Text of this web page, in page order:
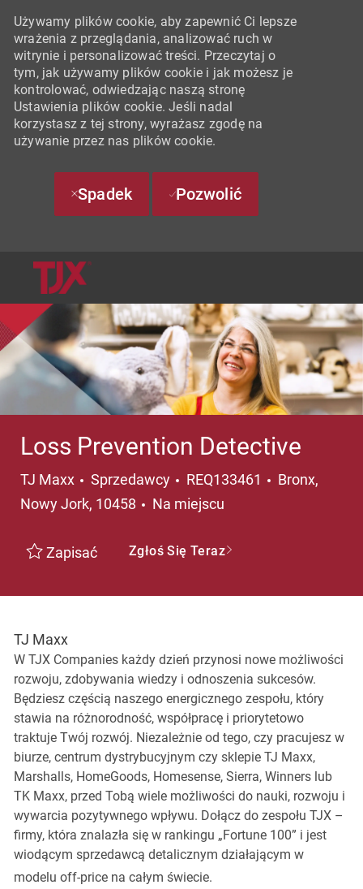
Używamy plików cookie, aby zapewnić Ci lepsze
wrażenia z przeglądania, analizować ruch w
witrynie i personalizować treści. Przeczytaj o
tym, jak używamy plików cookie i jak możesz je
kontrolować, odwiedzając naszą stronę
Ustawienia plików cookie. Jeśli nadal
korzystasz z tej strony, wyrażasz zgodę na
używanie przez nas plików cookie.
Spadek Pozwolić
Loss Prevention Detective
TJ Maxx Kategoria
Sprzedawcy REQ133461 Lokalizacja
Bronx,
Nowy Jork, 10458
Na miejscu
Zapisać Zgłoś Się Teraz
TJ Maxx
W TJX Companies każdy dzień przynosi nowe możliwości
rozwoju, zdobywania wiedzy i odnoszenia sukcesów.
Będziesz częścią naszego energicznego zespołu, który
stawia na różnorodność, współpracę i priorytetowo
traktuje Twój rozwój. Niezależnie od tego, czy pracujesz w
biurze, centrum dystrybucyjnym czy sklepie TJ Maxx,
Marshalls, HomeGoods, Homesense, Sierra, Winners lub
TK Maxx, przed Tobą wiele możliwości do nauki, rozwoju i
wywarcia pozytywnego wpływu. Dołącz do zespołu TJX –
firmy, która znalazła się w rankingu „Fortune 100” i jest
wiodącym sprzedawcą detalicznym działającym w
modelu off-price na całym świecie.